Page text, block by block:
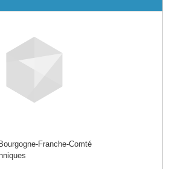
Franche-Comté